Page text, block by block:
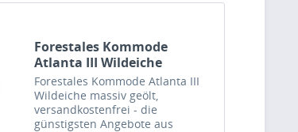
Forestales Kommode
Atlanta III Wildeiche
massiv...
Forestales Kommode Atlanta III
Wildeiche massiv geölt,
versandkostenfrei - die
günstigsten Angebote aus